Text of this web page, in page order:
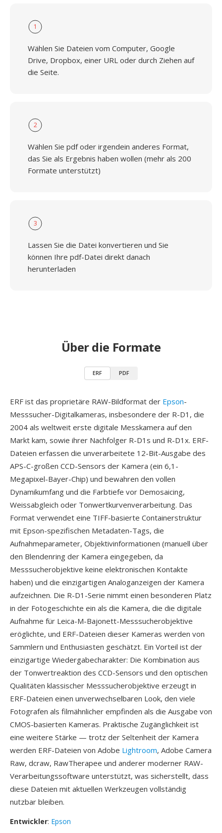
1
Wählen Sie Dateien vom Computer, Google
Drive, Dropbox, einer URL oder durch Ziehen auf
die Seite.
2
Wählen Sie pdf oder irgendein anderes Format,
das Sie als Ergebnis haben wollen (mehr als 200
Formate unterstützt)
3
Lassen Sie die Datei konvertieren und Sie
können Ihre pdf-Datei direkt danach
herunterladen
Über die Formate
ERF PDF
ERF ist das proprietäre RAW-Bildformat der Epson-
Messsucher-Digitalkameras, insbesondere der R-D1, die
2004 als weltweit erste digitale Messkamera auf den
Markt kam, sowie ihrer Nachfolger R-D1s und R-D1x. ERF-
Dateien erfassen die unverarbeitete 12-Bit-Ausgabe des
APS-C-großen CCD-Sensors der Kamera (ein 6,1-
Megapixel-Bayer-Chip) und bewahren den vollen
Dynamikumfang und die Farbtiefe vor Demosaicing,
Weissabgleich oder Tonwertkurvenverarbeitung. Das
Format verwendet eine TIFF-basierte Containerstruktur
mit Epson-spezifischen Metadaten-Tags, die
Aufnahmeparameter, Objektivinformationen (manuell über
den Blendenring der Kamera eingegeben, da
Messsucherobjektive keine elektronischen Kontakte
haben) und die einzigartigen Analoganzeigen der Kamera
aufzeichnen. Die R-D1-Serie nimmt einen besonderen Platz
in der Fotogeschichte ein als die Kamera, die die digitale
Aufnahme für Leica-M-Bajonett-Messsucherobjektive
eröglichte, und ERF-Dateien dieser Kameras werden von
Sammlern und Enthusiasten geschätzt. Ein Vorteil ist der
einzigartige Wiedergabecharakter: Die Kombination aus
der Tonwertreaktion des CCD-Sensors und den optischen
Qualitäten klassischer Messsucherobjektive erzeugt in
ERF-Dateien einen unverwechselbaren Look, den viele
Fotografen als filmähnlicher empfinden als die Ausgabe von
CMOS-basierten Kameras. Praktische Zugänglichkeit ist
eine weitere Stärke — trotz der Seltenheit der Kamera
werden ERF-Dateien von Adobe Lightroom, Adobe Camera
Raw, dcraw, RawTherapee und anderer moderner RAW-
Verarbeitungssoftware unterstützt, was sicherstellt, dass
diese Dateien mit aktuellen Werkzeugen vollständig
nutzbar bleiben.
Entwickler: Epson